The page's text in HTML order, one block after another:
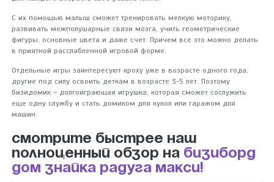
С их помощью малыш сможет тренировать мелкую моторику,
развивать межполушарные связи мозга, учить геометрические
фигуры, основные цвета и даже счет. Причем все это можно делать
в приятной расслабленной игровой форме.
Отдельные игры заинтересуют кроху уже в возрасте одного года,
другие под силу освоить деткам в возрасте 3-5 лет. Поэтому
бизидомик – долгоиграющая игрушка, которая сможет сослужить
еще одну службу и стать домиком для кукол или гаражом для
машин.
Смотрите быстрее наш
полноценный обзор на бизиборд
дом Знайка Радуга Макси!